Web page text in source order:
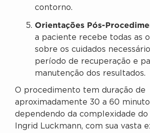
contorno.
Orientações Pós-
a paciente recebe todas as
sobre os cuidados
período de recuperação e
manutenção dos resultados.
O procedimento tem duração de
aproximadamente 30 a 60
dependendo da complexidade do
Ingrid Luckmann, com sua vasta